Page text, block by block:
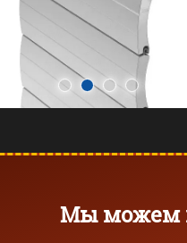
Мы можем